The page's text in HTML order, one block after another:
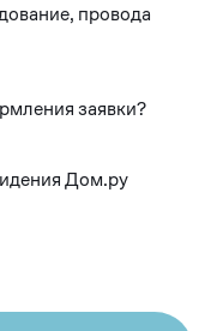
провода
заявки?
Дом.ру